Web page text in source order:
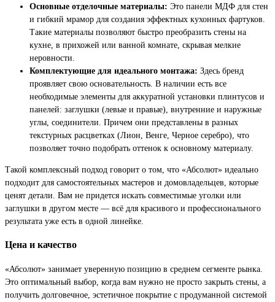
Основные отделочные материалы: Это панели МДФ для стен
и гибкий мрамор для создания эффектных кухонных фартуков.
Такие материалы позволяют быстро преобразить стены на
кухне, в прихожей или ванной комнате, скрывая мелкие
неровности.
Комплектующие для идеального монтажа: Здесь бренд
проявляет свою основательность. В наличии есть все
необходимые элементы для аккуратной установки плинтусов и
панелей: заглушки (левые и правые), внутренние и наружные
углы, соединители. Причем они представлены в разных
текстурных расцветках (Лион, Венге, Черное серебро), что
позволяет точно подобрать оттенок к основному материалу.
Такой комплексный подход говорит о том, что «Абсолют» идеально
подходит для самостоятельных мастеров и домовладельцев, которые
ценят детали. Вам не придется искать совместимые уголки или
заглушки в другом месте — всё для красивого и профессионального
результата уже есть в одной линейке.
Цена и качество
«Абсолют» занимает уверенную позицию в среднем сегменте рынка.
Это оптимальный выбор, когда вам нужно не просто закрыть стены, а
получить долговечное, эстетичное покрытие с продуманной системой